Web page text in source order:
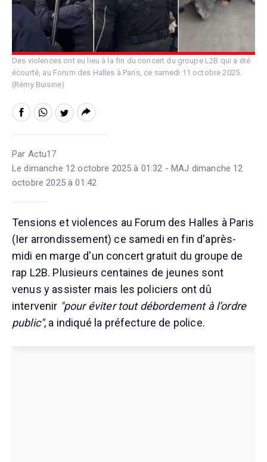
Des violences ont eu lieu à la fin du concert du groupe L2B qui a été
écourté, au Forum des Halles à Paris, ce samedi 11 octobre 2025.
(Rémy Buisine)
Par Actu17
Le dimanche 12 octobre 2025 à 01:32 - MAJ dimanche 12
octobre 2025 à 01:42
Tensions et violences au Forum des Halles à Paris
(Ier arrondissement) ce samedi en fin d'après-
midi en marge d'un concert gratuit du groupe de
rap L2B. Plusieurs centaines de jeunes sont
venus y assister mais les policiers ont dû
intervenir "pour éviter tout débordement à l’ordre
public", a indiqué la préfecture de police.